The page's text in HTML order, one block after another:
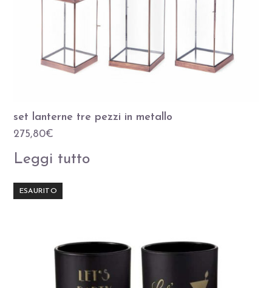
set lanterne tre pezzi in metallo
275,80€
Leggi tutto
ESAURITO